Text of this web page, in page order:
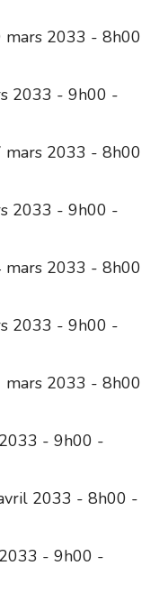
mars 2033 - 8h00
2033 - 9h00 -
mars 2033 - 8h00
2033 - 9h00 -
mars 2033 - 8h00
2033 - 9h00 -
mars 2033 - 8h00
- 9h00 -
2033 - 8h00 -
- 9h00 -